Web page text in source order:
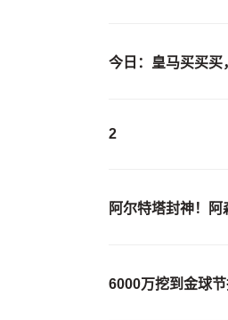
今日：皇马买买买
2
阿尔特塔封神！
6000万挖到金球